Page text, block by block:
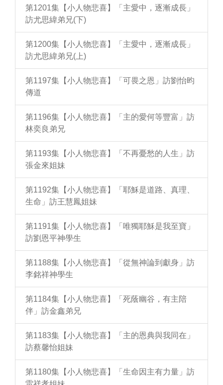
第1201集【小人物悲喜】「主愛中，逐漸成長」
訪尤思緯弟兄(下)
第1200集【小人物悲喜】「主愛中，逐漸成長」
訪尤思緯弟兄(上)
第1197集【小人物悲喜】「可畏之恩」訪劉怡昀
傳道
第1196集【小人物悲喜】「主的愛何等豐富」訪
林奕良弟兄
第1193集【小人物悲喜】「不再憂愁的人生」訪
張金來姐妹
第1192集【小人物悲喜】「耶穌是道路、真理、
生命」訪王慧鳳姐妹
第1191集【小人物悲喜】「唯獨耶穌是我至寶」
訪劉恩平神學生
第1188集【小人物悲喜】「從無神論到獻身」訪
李銘祥神學生
第1184集【小人物悲喜】「死蔭幽谷，有主陪
伴」訪金鑫弟兄
第1183集【小人物悲喜】「主的恩典與我同在」
訪蔡馨怡姐妹
第1180集【小人物悲喜】「生命因主有力量」訪